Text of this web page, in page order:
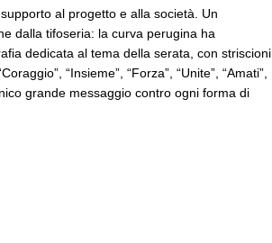
al progetto e alla società. Un
dalla tifoseria: la curva perugina ha
dedicata al tema della serata, con striscioni
“Insieme”, “Forza”, “Unite”, “Amati”,
grande messaggio contro ogni forma di